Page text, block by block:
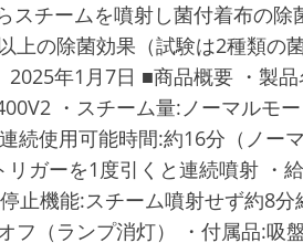
スチームを噴射し菌付着布の
上の除菌効果（試験は2種類の
年1月7日 ■商品概要 ・製品
・スチーム量:ノーマルモ
続使用可能時間:約16分（ノー
ガーを1度引くと連続噴射 ・
止機能:スチーム噴射せず約8
フ（ランプ消灯） ・付属品:吸